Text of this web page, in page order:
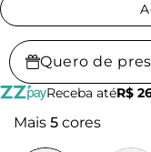
Quero de
Receba atéR$
Mais 5 cores